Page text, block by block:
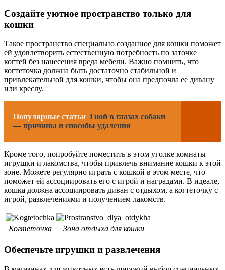
Создайте уютное пространство только для
кошки
Такое пространство специально созданное для кошки поможет
ей удовлетворить естественную потребность по заточке
когтей без нанесения вреда мебели. Важно помнить, что
когтеточка должна быть достаточно стабильной и
привлекательной для кошки, чтобы она предпочла ее дивану
или креслу.
Популярные статьи Гной в глазах собаки
— причины и способы удаления
Кроме того, попробуйте поместить в этом уголке комнаты
игрушки и лакомства, чтобы привлечь внимание кошки к этой
зоне. Можете регулярно играть с кошкой в этом месте, что
поможет ей ассоциировать его с игрой и наградами. В идеале,
кошка должна ассоциировать диван с отдыхом, а когтеточку с
игрой, развлечениями и получением лакомств.
Когтеточка Зона отдыха для кошки
Обеспечьте игрушки и развлечения